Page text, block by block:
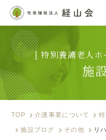
飛鳥の里 三清荘TOP
サービス内容
入居のご案内
施設ブログ
[ 特別養護老人
施
TOP 介護事業について
施設ブログ その他 リ